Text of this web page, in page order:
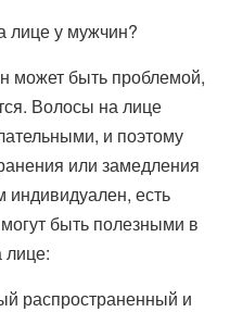
лице у мужчин?
может быть проблемой,
Волосы на лице
и поэтому
или замедления
индивидуален, есть
быть полезными в
лице:
распространенный и